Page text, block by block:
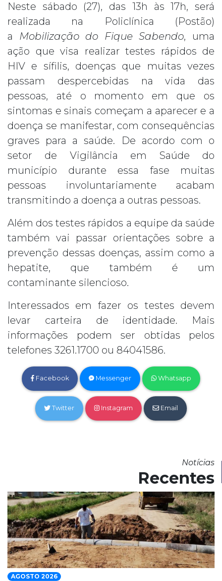
Neste sábado (27), das 13h às 17h, será
realizada na Policlínica (Postão)
a Mobilização do Fique Sabendo, uma
ação que visa realizar testes rápidos de
HIV e sífilis, doenças que muitas vezes
passam despercebidas na vida das
pessoas, até o momento em que os
sintomas e sinais começam a aparecer e a
doença se manifestar, com consequências
graves para a saúde. De acordo com o
setor de Vigilância em Saúde do
município durante essa fase muitas
pessoas involuntariamente acabam
transmitindo a doença a outras pessoas.
Além dos testes rápidos a equipe da saúde
também vai passar orientações sobre a
prevenção dessas doenças, assim como a
hepatite, que também é um
contaminante silencioso.
Interessados em fazer os testes devem
levar carteira de identidade. Mais
informações podem ser obtidas pelos
telefones 3261.1700 ou 84041586.
Facebook Messenger Whatsapp
Twitter Instagram Email
Notícias
Recentes
AGOSTO 2026